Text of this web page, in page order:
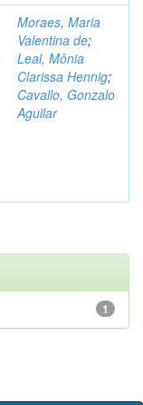
Moraes, Maria
Valentina de;
Leal, Mônia
Clarissa Hennig;
Cavallo, Gonzalo
Aguilar
1